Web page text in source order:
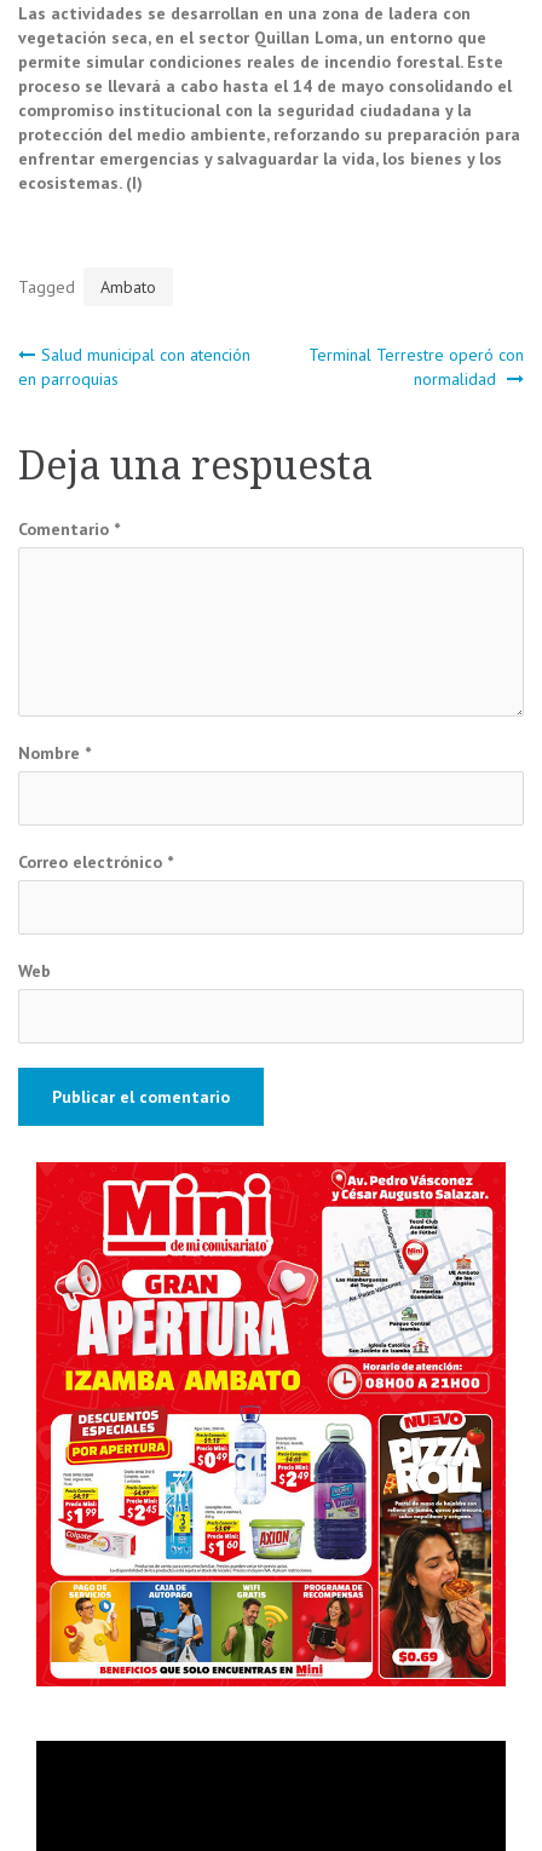
Las actividades se desarrollan en una zona de ladera con
vegetación seca, en el sector Quillan Loma, un entorno que
permite simular condiciones reales de incendio forestal. Este
proceso se llevará a cabo hasta el 14 de mayo consolidando el
compromiso institucional con la seguridad ciudadana y la
protección del medio ambiente, reforzando su preparación para
enfrentar emergencias y salvaguardar la vida, los bienes y los
ecosistemas. (I)
Tagged Ambato
Navegación
entradas
Salud municipal con atención
en parroquias
Terminal Terrestre operó con
normalidad
Deja una respuesta
Comentario *
Nombre *
Correo electrónico *
Web